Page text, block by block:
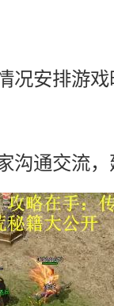
况安排游
沟通交流